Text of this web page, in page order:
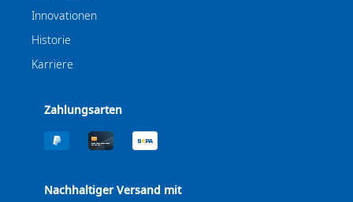
Innovationen
Historie
Karriere
Zahlungsarten
Nachhaltiger Versand mit